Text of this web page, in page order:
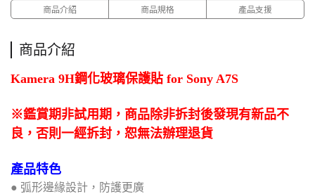
商品介紹 商品規格 產品支援
商品介紹
Kamera 9H鋼化玻璃保護貼 for Sony A7S
※鑑賞期非試用期，商品除非拆封後發現有新品不
良，否則一經拆封，恕無法辦理退貨
產品特色
● 弧形邊緣設計，防護更廣